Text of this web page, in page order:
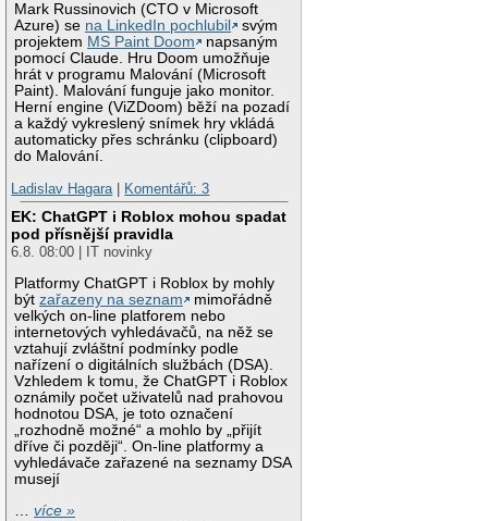
Mark Russinovich (CTO v Microsoft
Azure) se na LinkedIn pochlubil
svým
projektem MS Paint Doom
napsaným
pomocí Claude. Hru Doom umožňuje
hrát v programu Malování (Microsoft
Paint). Malování funguje jako monitor.
Herní engine (ViZDoom) běží na pozadí
a každý vykreslený snímek hry vkládá
automaticky přes schránku (clipboard)
do Malování.
Ladislav Hagara
Komentářů: 3
EK: ChatGPT i Roblox mohou spadat
pod přísnější pravidla
6.8. 08:00 | IT novinky
Platformy ChatGPT i Roblox by mohly
býtzařazeny na seznam
mimořádně
velkých on-line platforem nebo
internetových vyhledávačů, na něž se
vztahují zvláštní podmínky podle
nařízení o digitálních službách (DSA).
Vzhledem k tomu, že ChatGPT i Roblox
oznámily počet uživatelů nad prahovou
hodnotou DSA, je toto označení
„rozhodně možné“ a mohlo by „přijít
dříve či později“. On-line platformy a
vyhledávače zařazené na seznamy DSA
musejí
…více »